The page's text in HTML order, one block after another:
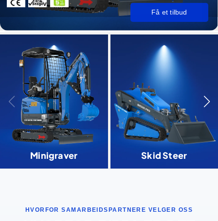
Få et tilbud
Minigraver Skid Steer
HVORFOR SAMARBEIDSPARTNERE VELGER OSS